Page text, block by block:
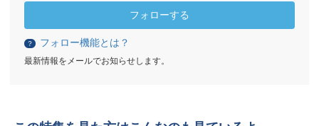
フォローする
？ フォロー機能とは？
最新情報をメールでお知らせします。